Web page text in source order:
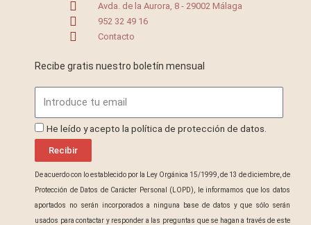
Avda. de la Aurora, 8 - 29002 Málaga
952 32 49 16
Contacto
Recibe gratis nuestro boletín mensual
ProteccionDatos
He leído y acepto la política de protección de datos.
Recibir
De acuerdo con lo establecido por la Ley Orgánica 15/1999, de 13 de diciembre, de
Protección de Datos de Carácter Personal (LOPD), le informamos que los datos
aportados no serán incorporados a ninguna base de datos y que sólo serán
usados para contactar y responder a las preguntas que se hagan a través de este